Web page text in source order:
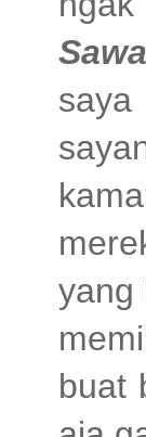
saya
yang
buat